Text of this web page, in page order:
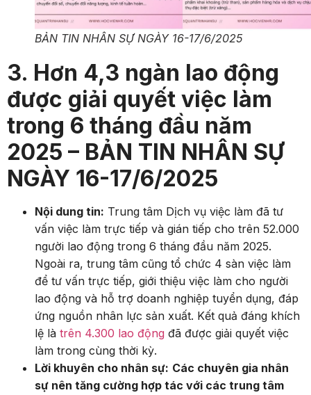
BẢN TIN NHÂN SỰ NGÀY 16-17/6/2025
3. Hơn 4,3 ngàn lao động
được giải quyết việc làm
trong 6 tháng đầu năm
2025 – BẢN TIN NHÂN SỰ
NGÀY 16-17/6/2025
Nội dung tin: Trung tâm Dịch vụ việc làm đã tư
vấn việc làm trực tiếp và gián tiếp cho trên 52.000
người lao động trong 6 tháng đầu năm 2025.
Ngoài ra, trung tâm cũng tổ chức 4 sàn việc làm
để tư vấn trực tiếp, giới thiệu việc làm cho người
lao động và hỗ trợ doanh nghiệp tuyển dụng, đáp
ứng nguồn nhân lực sản xuất. Kết quả đáng khích
lệ là trên 4.300 lao động đã được giải quyết việc
làm trong cùng thời kỳ.
Lời khuyên cho nhân sự: Các chuyên gia nhân
sự nên tăng cường hợp tác với các trung tâm